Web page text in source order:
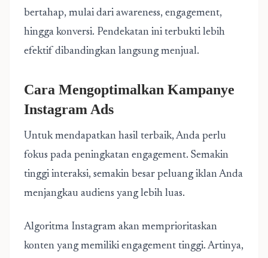
bertahap, mulai dari awareness, engagement,
hingga konversi. Pendekatan ini terbukti lebih
efektif dibandingkan langsung menjual.
Cara Mengoptimalkan Kampanye
Instagram Ads
Untuk mendapatkan hasil terbaik, Anda perlu
fokus pada peningkatan engagement. Semakin
tinggi interaksi, semakin besar peluang iklan Anda
menjangkau audiens yang lebih luas.
Algoritma Instagram akan memprioritaskan
konten yang memiliki engagement tinggi. Artinya,